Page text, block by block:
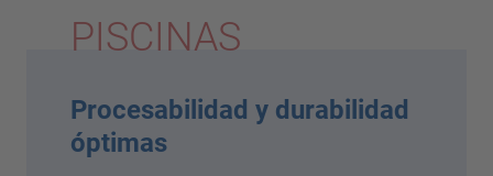
PISCINAS
Procesabilidad y durabilidad
óptimas